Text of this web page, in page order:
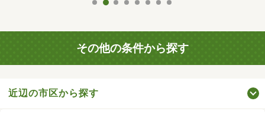
その他の条件から探す
近辺の市区から探す